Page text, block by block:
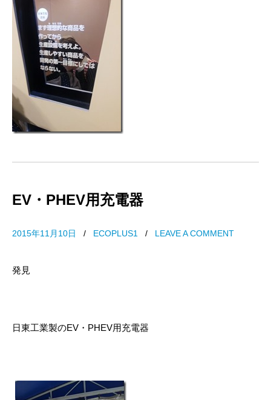
EV・PHEV用充電器
2015年11月10日 / ECOPLUS1 / LEAVE A COMMENT
発見
日東工業製のEV・PHEV用充電器